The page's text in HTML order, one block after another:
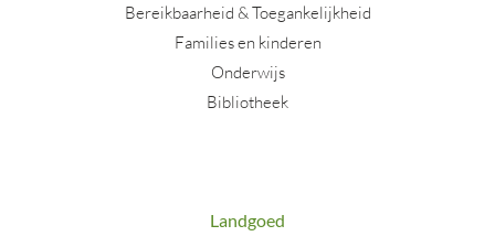
Bereikbaarheid & Toegankelijkheid
Families en kinderen
Onderwijs
Bibliotheek
Landgoed